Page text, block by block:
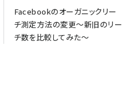
Facebookのオーガニックリー
チ測定方法の変更～新旧のリー
チ数を比較してみた～